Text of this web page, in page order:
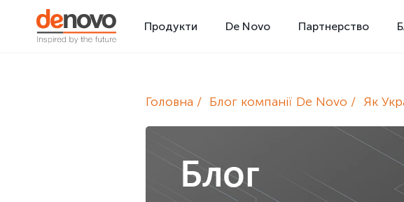
Продукти De Novo Партнерство
Головна Блог компанії De Novo Як